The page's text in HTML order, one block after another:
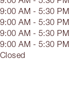
9:00 AM - 5:30 PM
9:00 AM - 5:30 PM
9:00 AM - 5:30 PM
9:00 AM - 5:30 PM
Closed